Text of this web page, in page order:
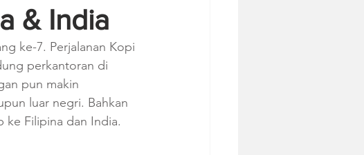
& India
ke-7. Perjalanan Kopi
perkantoran di
pun makin
luar negri. Bahkan
ke Filipina dan India.